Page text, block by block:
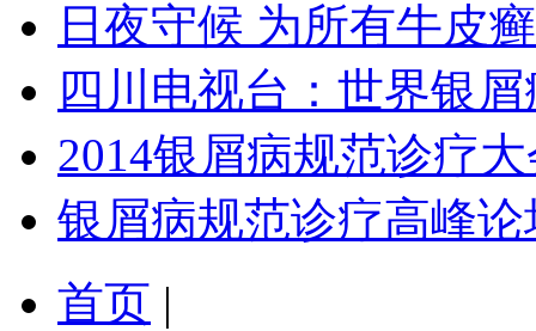
日夜守候 为所有牛皮
四川电视台：世界银
2014银屑病规范诊疗
银屑病规范诊疗高峰
首页 |